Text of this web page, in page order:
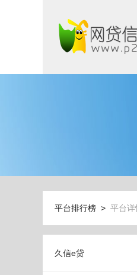
平台排行榜 > 平台详
久信e贷